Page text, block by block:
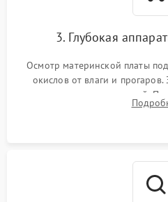
3. Глубокая
Осмотр материнской платы
окислов от влаги и
дежурных напряжений.
мультиконтроллера,